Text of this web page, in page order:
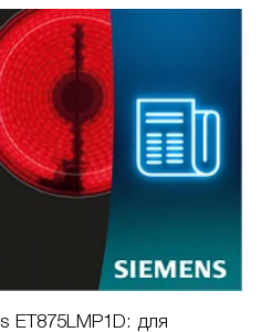
ET875LMP1D: для